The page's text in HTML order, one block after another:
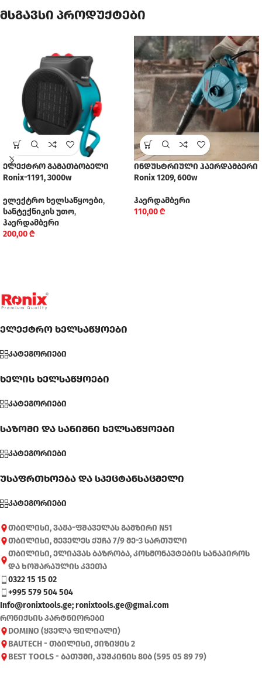
მსგავსი პროდუქტები
ელექტრო გამათბობელი
Ronix-1191, 3000w
ელექტრო ხელსაწყოები,
სანტექნიკის უთო,
ჰაერდამბერი
200,00₾
ინდუსტრიული ჰაერდამბერი
Ronix 1209, 600w
ჰაერდამბერი
110,00₾
ელექტრო ხელსაწყოები
კატეგორიები
ხელის ხელსაწყოები
კატეგორიები
საზომი და სანიშნი ხელსაწყოები
კატეგორიები
უსაფრთხოება და სპეცტანსაცმელი
კატეგორიები
თბილისი, ვაჟა-ფშაველას გამზირი N51
თბილისი, მეველეს ქუჩა 7/9 მე-3 სართული
თბილისი, ელიავას ბაზრობა, კოსმონავტების სანაპიროს
და ხოშარაულის კვეთა
0322 15 15 02
+995 579 504 504
Info@ronixtools.ge; ronixtools.ge@gmai.com
რონიქსის პარტნიორები
DOMINO (ყველა ფილიალი)
BAUTECH - თბილისი, ქიზიყის 2
BEST TOOLS - ბათუმი, პუშკინის 80ბ (595 05 89 79)